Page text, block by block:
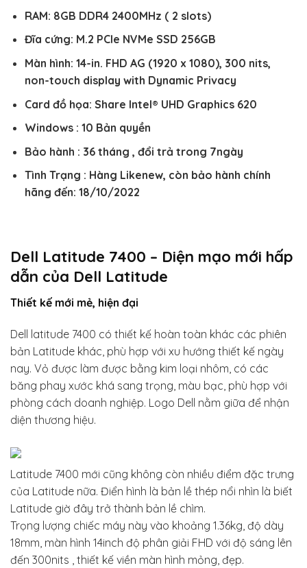
RAM: 8GB DDR4 2400MHz ( 2 slots)
Đĩa cứng: M.2 PCIe NVMe SSD 256GB
Màn hình: 14-in. FHD AG (1920 x 1080), 300 nits,
non-touch display with Dynamic Privacy
Card đồ họa: Share Intel® UHD Graphics 620
Windows : 10 Bản quyền
Bảo hành : 36 tháng , đổi trả trong 7ngày
Tình Trạng : Hàng Likenew, còn bảo hành chính
hãng đến: 18/10/2022
Dell Latitude 7400 – Diện mạo mới hấp
dẫn của Dell Latitude
Thiết kế mới mẻ, hiện đại
Dell latitude 7400 có thiết kế hoàn toàn khác các phiên
bản Latitude khác, phù hợp với xu hướng thiết kế ngày
nay. Vỏ được làm được bằng kim loại nhôm, có các
băng phay xước khá sang trọng, màu bạc, phù hợp với
phòng cách doanh nghiệp. Logo Dell nằm giữa để nhận
diện thương hiệu.
Latitude 7400 mới cũng không còn nhiều điểm đặc trưng
của Latitude nữa. Điển hình là bản lề thép nổi nhìn là biết
Latitude giờ đây trở thành bản lề chìm.
Trọng lượng chiếc máy này vào khoảng 1.36kg, độ dày
18mm, màn hình 14inch độ phân giải FHD với độ sáng lên
đến 300nits , thiết kế viền màn hình mỏng, đẹp.